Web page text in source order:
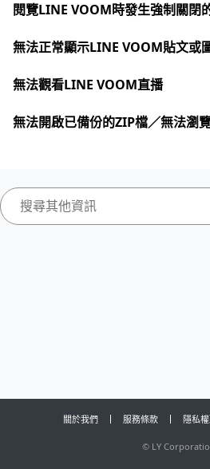
閱覽LINE VOOM時發生強制關閉
無法正常顯示LINE VOOM貼文或
無法觀看LINE VOOM直播
無法開啟已備份的ZIP檔／無法瀏
關於我們 服務條款 隱私
© LY